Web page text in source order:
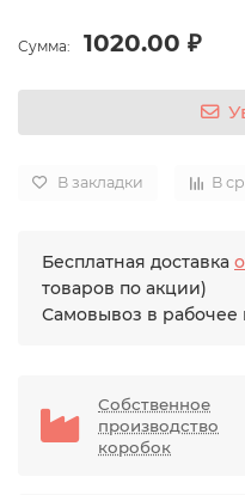
Сумма: 1020.00 ₽
В закладки В
Бесплатная доставка
товаров по акции)
Самовывоз в рабочее
Собственное
производство
коробок